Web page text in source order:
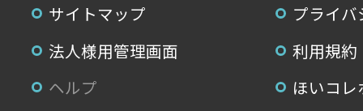
サイトマップ
プライ
法人様用管理画面
利用規約
ヘルプ
ほいコ